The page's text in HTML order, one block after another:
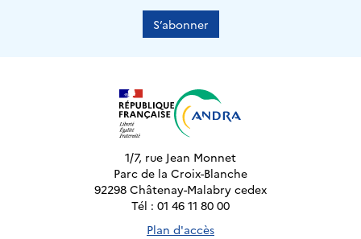
S’abonner
1/7, rue Jean Monnet
Parc de la Croix-Blanche
92298 Châtenay-Malabry cedex
Tél : 01 46 11 80 00
Plan d'accès